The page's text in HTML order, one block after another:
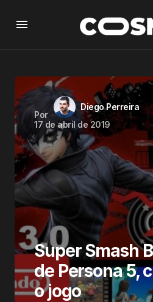
Por
Diego Perreira
17 de abril de 2019
Super Smash
de Persona 5,
o jogo